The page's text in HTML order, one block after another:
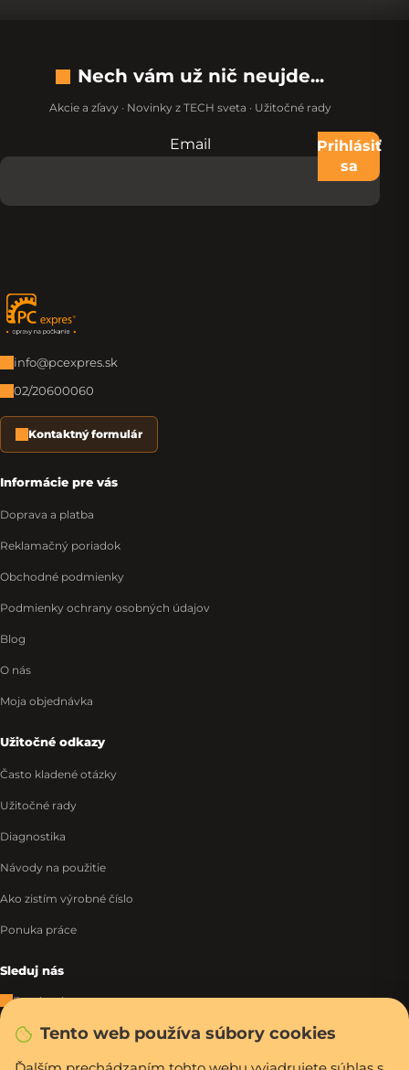
Tento web používa súbory cookies
Nech vám už nič neujde...
Akcie a zľavy · Novinky z TECH sveta · Užitočné rady
Nevypĺňajte toto pole:
Email
Prihlásiť
sa
Zápätie
info@pcexpres.sk
02/20600060
Kontaktný formulár
Informácie pre vás
Doprava a platba
Reklamačný poriadok
Obchodné podmienky
Podmienky ochrany osobných údajov
Blog
O nás
Moja objednávka
Užitočné odkazy
Často kladené otázky
Užitočné rady
Diagnostika
Návody na použitie
Ako zistím výrobné číslo
Ponuka práce
Sleduj nás
Facebook
Instagram
Tiktok